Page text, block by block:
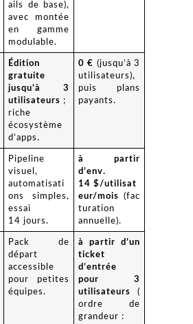
ails de base),
avec montée
en gamme
modulable.
Édition
gratuite
jusqu’à 3
utilisateurs ;
riche
écosystème
d’apps.
0 € (jusqu’à 3
utilisateurs),
puis plans
payants.
Pipeline
visuel,
automatisati
ons simples,
essai
14 jours.
à partir
d’env.
14 $/utilisat
eur/mois
(fac
turation
annuelle).
Pack de
départ
accessible
pour petites
équipes.
à partir d’un
ticket
d’entrée
pour 3
utilisateurs
(
ordre de
grandeur :